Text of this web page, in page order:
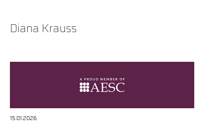
Diana Krauss
15.01.2026